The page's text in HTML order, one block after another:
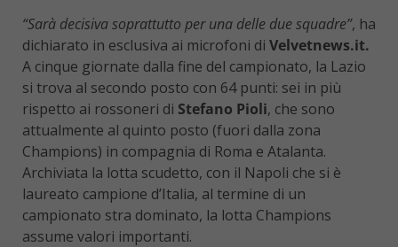
“Sarà decisiva soprattutto per una delle due squadre”, ha
dichiarato in esclusiva ai microfoni di Velvetnews.it.
A cinque giornate dalla fine del campionato, la Lazio
si trova al secondo posto con 64 punti: sei in più
rispetto ai rossoneri di Stefano Pioli, che sono
attualmente al quinto posto (fuori dalla zona
Champions) in compagnia di Roma e Atalanta.
Archiviata la lotta scudetto, con il Napoli che si è
laureato campione d’Italia, al termine di un
campionato stra dominato, la lotta Champions
assume valori importanti.